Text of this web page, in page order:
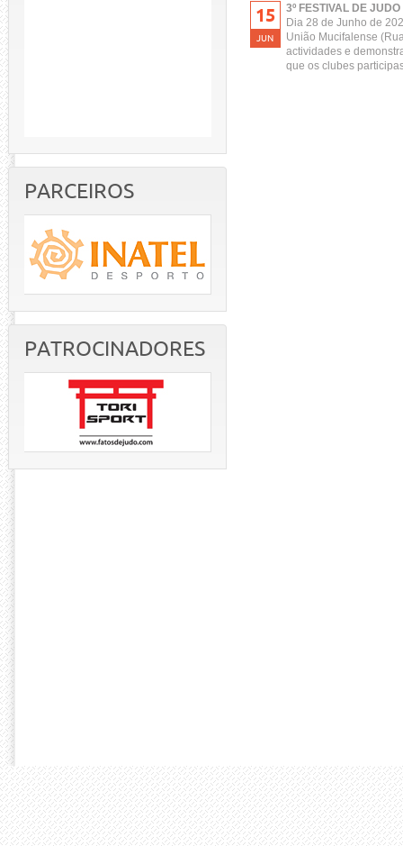
PARCEIROS
PATROCINADORES
15
JUN
3º FESTIVAL DE
Dia 28 de Junho de
União Mucifalense
actividades e
que os clubes